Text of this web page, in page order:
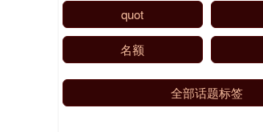
quot
名额
全部话题标签